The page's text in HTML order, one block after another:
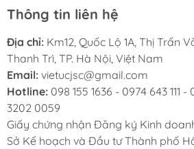
Thông tin liên hệ
Địa chỉ: Km12, Quốc Lộ 1A, Thị Trấn
Thanh Trì, TP. Hà Nội, Việt Nam
Email: vietucjsc@gmail.com
Hotline: 098 155 1636 - 0974 643 111 -
3202 0059
Giấy chứng nhận Đăng ký Kinh
Sở Kế hoạch và Đầu tư Thành phố